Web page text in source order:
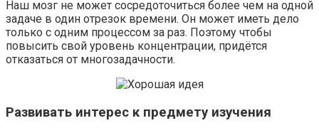
Наш мозг не может сосредоточиться более чем на одной
задаче в один отрезок времени. Он может иметь дело
только с одним процессом за раз. Поэтому чтобы
повысить свой уровень концентрации, придётся
отказаться от многозадачности.
Развивать интерес к предмету изучения